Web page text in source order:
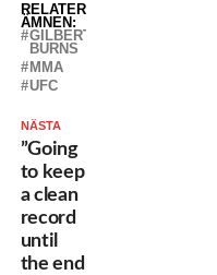
RELATERADE
ÄMNEN:
GILBERT
BURNS
MMA
UFC
NÄSTA
”Going
to keep
a clean
record
until
the end